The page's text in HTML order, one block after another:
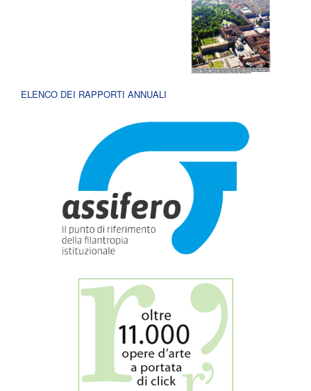
ELENCO DEI RAPPORTI ANNUALI